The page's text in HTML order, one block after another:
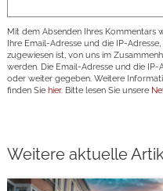
Mit dem Absenden Ihres Kommentars
Ihre Email-Adresse und die IP-
zugewiesen ist, von uns im
werden. Die Email-Adresse und die
oder weiter gegeben. Weitere
finden Sie hier. Bitte lesen Sie unsere
Weitere aktuelle